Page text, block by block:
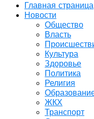
Главная страница
Новости
Общество
Власть
Культура
Здоровье
Политика
Религия
ЖКХ
Транспорт